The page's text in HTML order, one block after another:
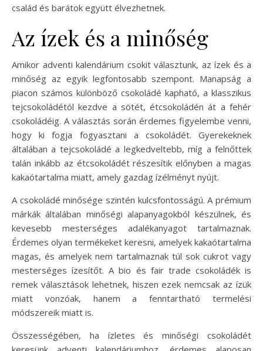
család és barátok együtt élvezhetnek.
Az ízek és a minőség
Amikor adventi kalendárium csokit választunk, az ízek és a
minőség az egyik legfontosabb szempont. Manapság a
piacon számos különböző csokoládé kapható, a klasszikus
tejcsokoládétól kezdve a sötét, étcsokoládén át a fehér
csokoládéig. A választás során érdemes figyelembe venni,
hogy ki fogja fogyasztani a csokoládét. Gyerekeknek
általában a tejcsokoládé a legkedveltebb, míg a felnőttek
talán inkább az étcsokoládét részesítik előnyben a magas
kakaótartalma miatt, amely gazdag ízélményt nyújt.
A csokoládé minősége szintén kulcsfontosságú. A prémium
márkák általában minőségi alapanyagokból készülnek, és
kevesebb mesterséges adalékanyagot tartalmaznak.
Érdemes olyan termékeket keresni, amelyek kakaótartalma
magas, és amelyek nem tartalmaznak túl sok cukrot vagy
mesterséges ízesítőt. A bio és fair trade csokoládék is
remek választások lehetnek, hiszen ezek nemcsak az ízük
miatt vonzóak, hanem a fenntartható termelési
módszereik miatt is.
Összességében, ha ízletes és minőségi csokoládét